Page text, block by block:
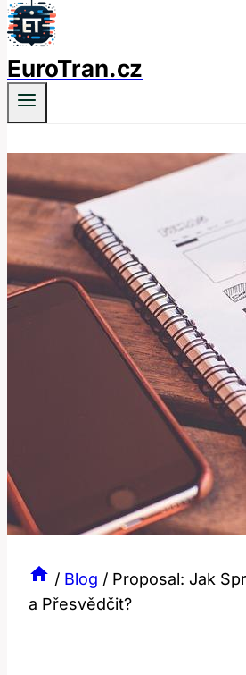
EuroTran.cz
/ Blog / Proposal: Jak
a Přesvědčit?